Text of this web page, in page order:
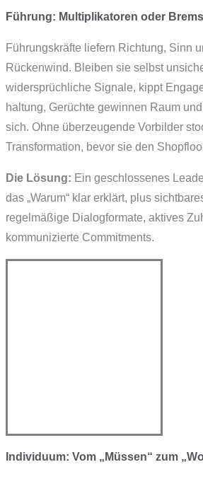
Führung: Multiplikatoren oder
Führungskräfte liefern Richtung, Sinn
Rückenwind. Bleiben sie selbst
widersprüchliche Signale, kippt
haltung, Gerüchte gewinnen Raum
sich. Ohne überzeugende Vorbilder
Transformation, bevor sie den
Die Lösung: Ein geschlossenes
das „Warum“ klar erklärt, plus
regelmäßige Dialog­formate, aktives
kommunizierte Commit­ments.
Individuum: Vom „Müssen“ zum